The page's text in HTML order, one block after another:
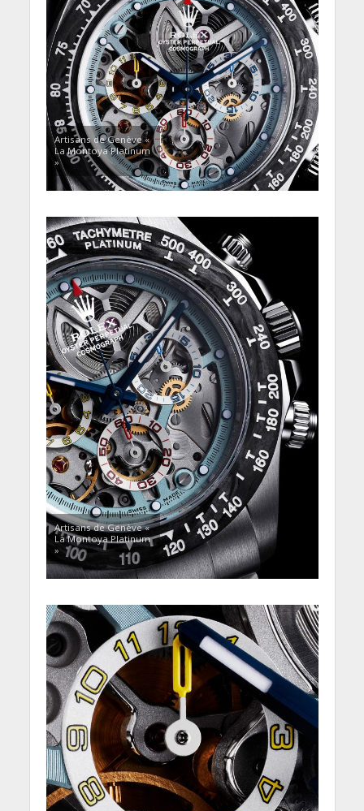
Artisans de Genève «
La Montoya Platinum
»
Artisans de Genève «
La Montoya Platinum
»